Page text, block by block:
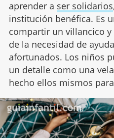
aprender a ser solidarios
institución benéfica. Es
compartir un villancico
de la necesidad de
afortunados. Los niños
un detalle como una
hecho ellos mismos